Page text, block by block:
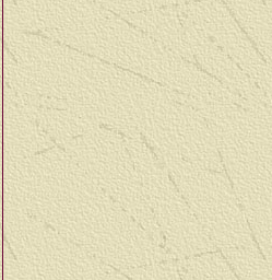
Due to other tasks,
until the late half off
18 - 29 sept: Eindelijk
zijn we met twee, dus
wel vijf van de zes
moeten we nog eerst
zwaar beschadigd). De
aan personeel kunnen